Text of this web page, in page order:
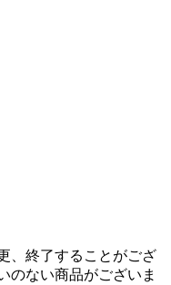
、終了することがござ
のない商品がございま